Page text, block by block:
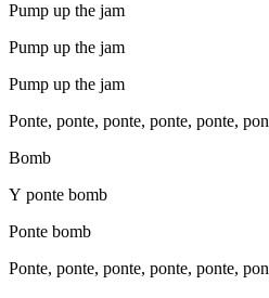
Pump up the jam
Pump up the jam
Pump up the jam
Ponte, ponte, ponte, ponte, ponte,
Bomb
Y ponte bomb
Ponte bomb
Ponte, ponte, ponte, ponte, ponte,